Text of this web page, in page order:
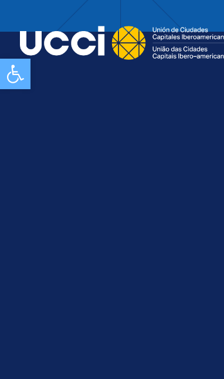
Abrir barra de herramientas